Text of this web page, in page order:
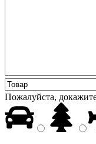
Пожалуйста,